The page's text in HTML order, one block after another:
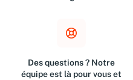
Des questions ? Notre
équipe est là pour vous et